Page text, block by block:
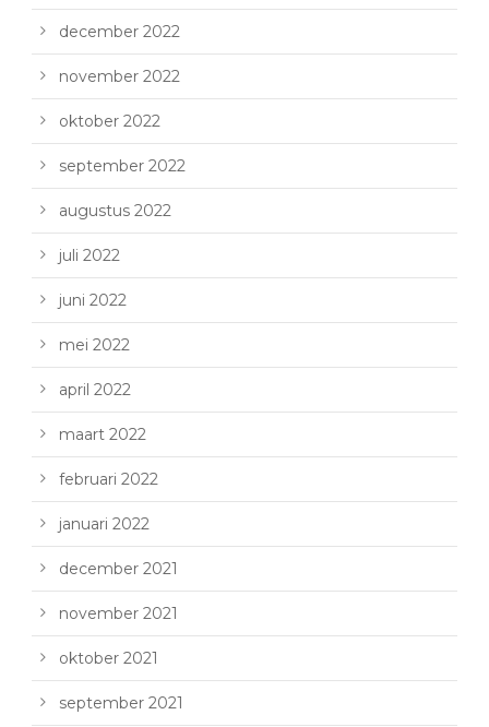
december 2022
november 2022
oktober 2022
september 2022
augustus 2022
juli 2022
juni 2022
mei 2022
april 2022
maart 2022
februari 2022
januari 2022
december 2021
november 2021
oktober 2021
september 2021